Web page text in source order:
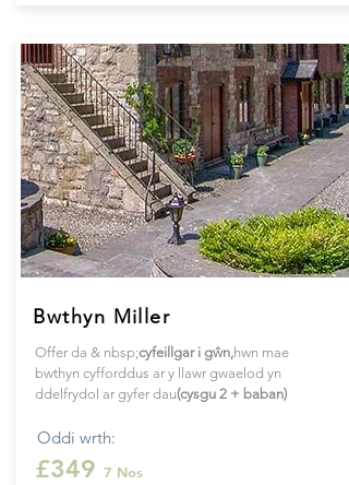
Bwthyn Miller
Offer da & nbsp;cyfeillgar i gŵn,hwn mae
bwthyn cyfforddus ar y llawr gwaelod yn
ddelfrydol ar gyfer dau(cysgu 2 + baban)
Oddi wrth:
£349 7 Nos